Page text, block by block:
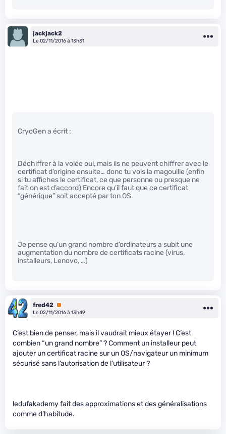
jackjack2
Le 02/11/2016 à 13h31
CryoGen a écrit :
Déchiffrer à la volée oui, mais ils ne peuvent chiffrer avec le
certificat d’origine ensuite… donc tu vois la magouille (enfin
si tu affiches le certificat, ce que personne ou presque ne
fait on est d’accord) Encore qu’il faut que ce certificat
“générique” soit accepté par ton OS.
Je pense qu’un grand nombre d’ordinateurs a subit une
augmentation du nombre de certificats racine (virus,
installeurs, Lenovo, …)
fred42 Premium
Le 02/11/2016 à 13h49
C’est bien de penser, mais il vaudrait mieux étayer ! C’est
combien “un grand nombre” ? Comment un installeur peut
ajouter un certificat racine sur un OS/navigateur un minimum
sécurisé sans l’autorisation de l’utilisateur ?
ledufakademy fait des approximations et des généralisations
comme d’habitude.